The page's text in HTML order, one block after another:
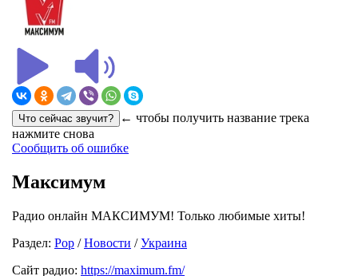
← чтобы получить название трека
нажмите снова
Сообщить об ошибке
Максимум
Радио онлайн МАКСИМУМ! Только любимые хиты!
Раздел: Pop /Новости /Украина
Сайт радио: https://maximum.fm/